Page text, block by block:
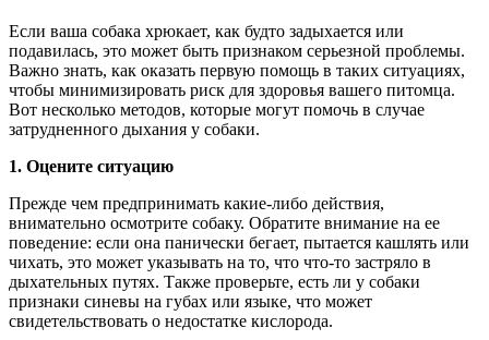
Если ваша собака хрюкает, как будто задыхается или
подавилась, это может быть признаком серьезной проблемы.
Важно знать, как оказать первую помощь в таких ситуациях,
чтобы минимизировать риск для здоровья вашего питомца.
Вот несколько методов, которые могут помочь в случае
затрудненного дыхания у собаки.
1. Оцените ситуацию
Прежде чем предпринимать какие-либо действия,
внимательно осмотрите собаку. Обратите внимание на ее
поведение: если она панически бегает, пытается кашлять или
чихать, это может указывать на то, что что-то застряло в
дыхательных путях. Также проверьте, есть ли у собаки
признаки синевы на губах или языке, что может
свидетельствовать о недостатке кислорода.